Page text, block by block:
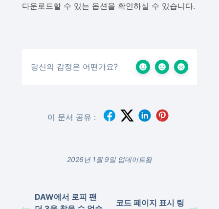
다운로드할 수 있는 옵션을 확인하실 수 있습니다.
당신의 감정은 어떤가요?
이 문서 공유 :
2026년 1월 9일 업데이트됨
DAW에서 로피 팬
코드 페이지 표시 링